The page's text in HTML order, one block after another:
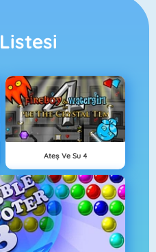
Listesi
Ateş Ve Su 4